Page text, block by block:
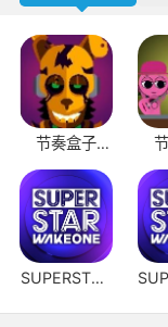
节奏盒子
ThePit模组
mod
SUPERSTAR